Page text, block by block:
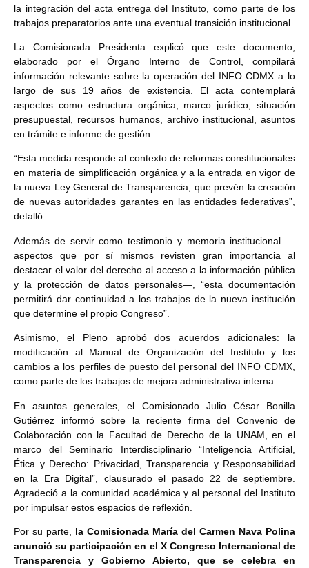
la integración del acta entrega del Instituto, como parte de los
trabajos preparatorios ante una eventual transición institucional.
La Comisionada Presidenta explicó que este documento,
elaborado por el Órgano Interno de Control, compilará
información relevante sobre la operación del INFO CDMX a lo
largo de sus 19 años de existencia. El acta contemplará
aspectos como estructura orgánica, marco jurídico, situación
presupuestal, recursos humanos, archivo institucional, asuntos
en trámite e informe de gestión.
“Esta medida responde al contexto de reformas constitucionales
en materia de simplificación orgánica y a la entrada en vigor de
la nueva Ley General de Transparencia, que prevén la creación
de nuevas autoridades garantes en las entidades federativas”,
detalló.
Además de servir como testimonio y memoria institucional —
aspectos que por sí mismos revisten gran importancia al
destacar el valor del derecho al acceso a la información pública
y la protección de datos personales—, “esta documentación
permitirá dar continuidad a los trabajos de la nueva institución
que determine el propio Congreso”.
Asimismo, el Pleno aprobó dos acuerdos adicionales: la
modificación al Manual de Organización del Instituto y los
cambios a los perfiles de puesto del personal del INFO CDMX,
como parte de los trabajos de mejora administrativa interna.
En asuntos generales, el Comisionado Julio César Bonilla
Gutiérrez informó sobre la reciente firma del Convenio de
Colaboración con la Facultad de Derecho de la UNAM, en el
marco del Seminario Interdisciplinario “Inteligencia Artificial,
Ética y Derecho: Privacidad, Transparencia y Responsabilidad
en la Era Digital”, clausurado el pasado 22 de septiembre.
Agradeció a la comunidad académica y al personal del Instituto
por impulsar estos espacios de reflexión.
Por su parte, la Comisionada María del Carmen Nava Polina
anunció su participación en el X Congreso Internacional de
Transparencia y Gobierno Abierto, que se celebra en